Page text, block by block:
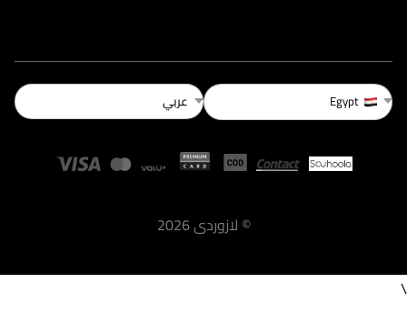
Egypt عربي
© لازوردى2026
\